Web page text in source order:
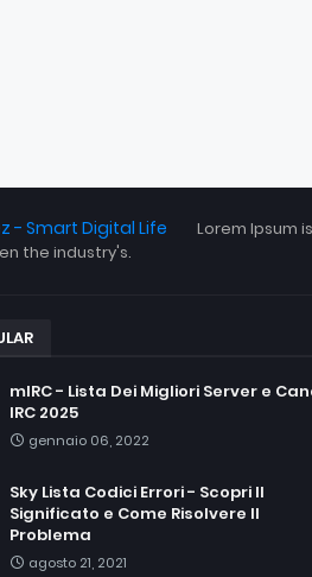
Lorem Ipsum
the industry's.
mIRC - Lista Dei Migliori Server e
IRC 2025
gennaio 06, 2022
Sky Lista Codici Errori - Scopri Il
Significato e Come Risolvere Il
Problema
agosto 21, 2021